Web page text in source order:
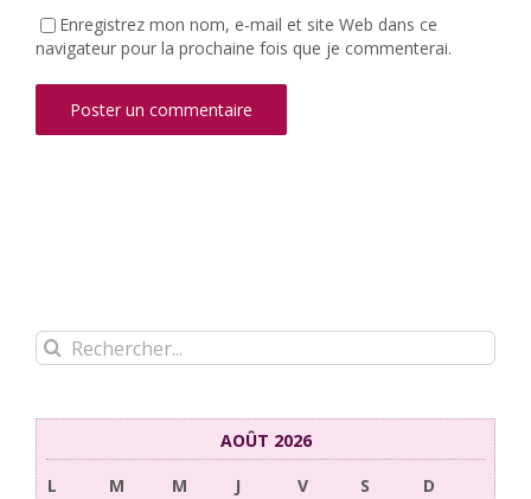
Enregistrez mon nom, e-mail et site Web dans ce
navigateur pour la prochaine fois que je commenterai.
Rechercher:
AOÛT 2026
L
M M J V S
D